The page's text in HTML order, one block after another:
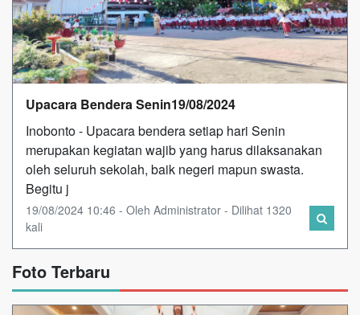
Upacara Bendera Senin19/08/2024
Inobonto - Upacara bendera setiap hari Senin
merupakan kegiatan wajib yang harus dilaksanakan
oleh seluruh sekolah, baik negeri mapun swasta.
Begitu j
19/08/2024 10:46 - Oleh Administrator - Dilihat 1320
kali
Foto Terbaru